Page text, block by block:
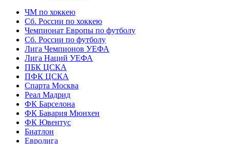
ЧМ по хоккею
Сб. России по хоккею
Чемпионат Европы по футболу
Сб. России по футболу
Лига Чемпионов УЕФА
Лига Наций УЕФА
ПБК ЦСКА
ПФК ЦСКА
Спарта Москва
Реал Мадрид
ФК Барселона
ФК Бавария Мюнхен
ФК Ювентус
Биатлон
Евролига